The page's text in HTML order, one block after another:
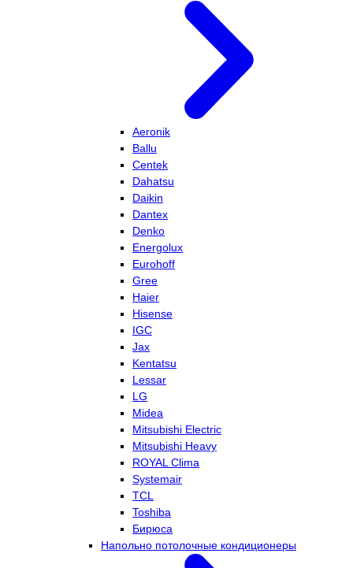
Aeronik
Ballu
Centek
Dahatsu
Daikin
Dantex
Denko
Energolux
Eurohoff
Gree
Haier
Hisense
IGC
Jax
Kentatsu
Lessar
LG
Midea
Mitsubishi Electric
Mitsubishi Heavy
ROYAL Clima
Systemair
TCL
Toshiba
Бирюса
Напольно потолочные кондиционеры